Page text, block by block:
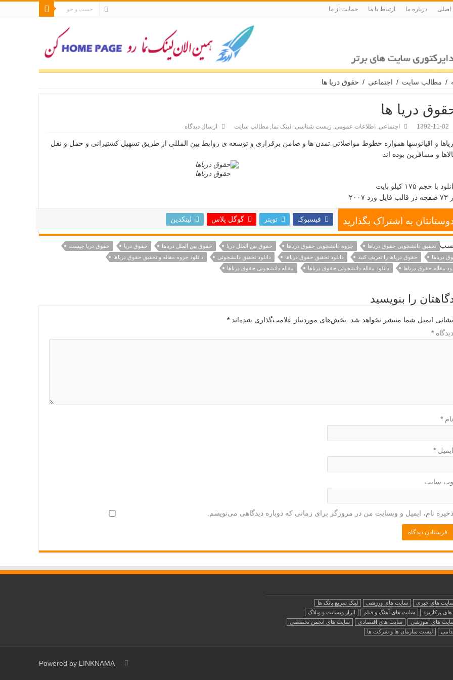
اصلی درباره ما ارتباط با ما حمایت از ما
/ مطالب سایت / اجتماعی / حقوق دریا ها
دریا ها
1392-11-02 اجتماعی اطلاعات عمومی زیست شناسی لینک نما مطالب سایت ارسال دیدگاه
و اقیانوسها همواره خطوط مواصلاتی تمدن ها و ضامن برقراری و توسعه ی روابط بین المللی از طریق تسهیل کشتیرانی و حمل و نقل
و مسافرین بوده اند
حقوق دریاها
با حجم ۱۷۵ کیلو بایت
۲۰۰۷
دوستانتان به اشتراک بگذارید فیسبوک تویتر گوگل پلاس لینکدین
تحقیق دانشجویی حقوق دریاها جزوه دانشجویی حقوق دریاها حقوق بین الملل دریا حقوق بین الملل دریاها حقوق دریا
حقوق دریا چیست
دریاها
حقوق دریاها را تعریف کنید دانلود تحقیق حقوق دریاها دانلود تحقیق دانشجوئی
دانلود جزوه مقاله و تحقیق حقوق دریاها
مقاله حقوق دریاها
دانلود مقاله دانشجوئی حقوق دریاها مقاله دانشجویی حقوق دریاها
را بنویسید
نشانی ایمیل شما منتشر نخواهد شد. بخش‌های موردنیاز علامت‌گذاری شده‌اند*
دیدگاه *
نام *
ایمیل *
وب‌ سایت
ذخیره نام، ایمیل و وبسایت من در مرورگر برای زمانی که دوباره دیدگاهی می‌نویسم.
های خبری سایت های ورزشی
لینک سریع بانک ها
پرکاربرد سایت های آهنگ و فیلم
ابزار وبسایت و وبلاگ
های آموزشی سایت های اقتصادی
سایت های انجمن تخصصی
لیست سازمان ها و شرکت ها
Powered by LINKNAMA